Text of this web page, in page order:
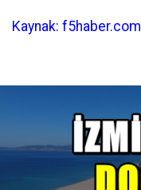
Kaynak: f5haber.com